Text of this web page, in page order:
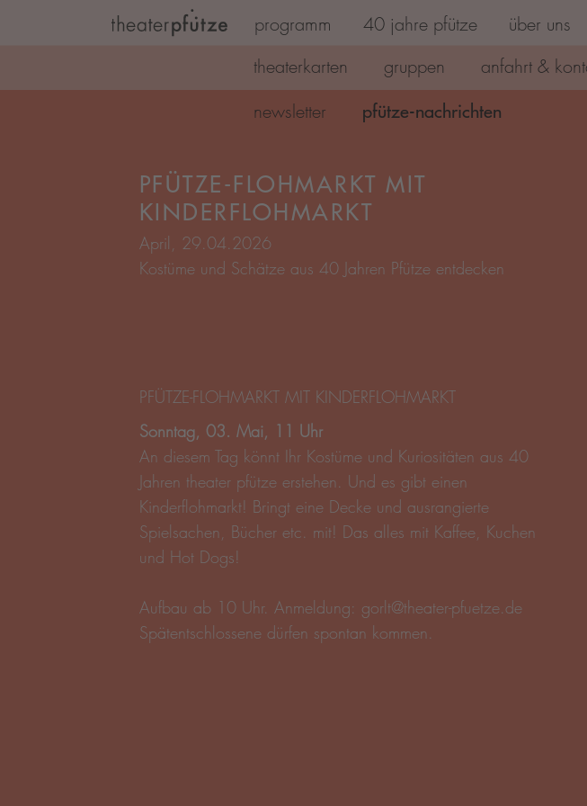
programm 40 jahre pfütze über uns
theaterkarten
gruppen anfahrt &
newsletter
pfütze-nachrichten
April, 29.04.2026
Kostüme und Schätze aus 40 Jahren Pfütze entdecken
Sonntag, 03. Mai, 11 Uhr